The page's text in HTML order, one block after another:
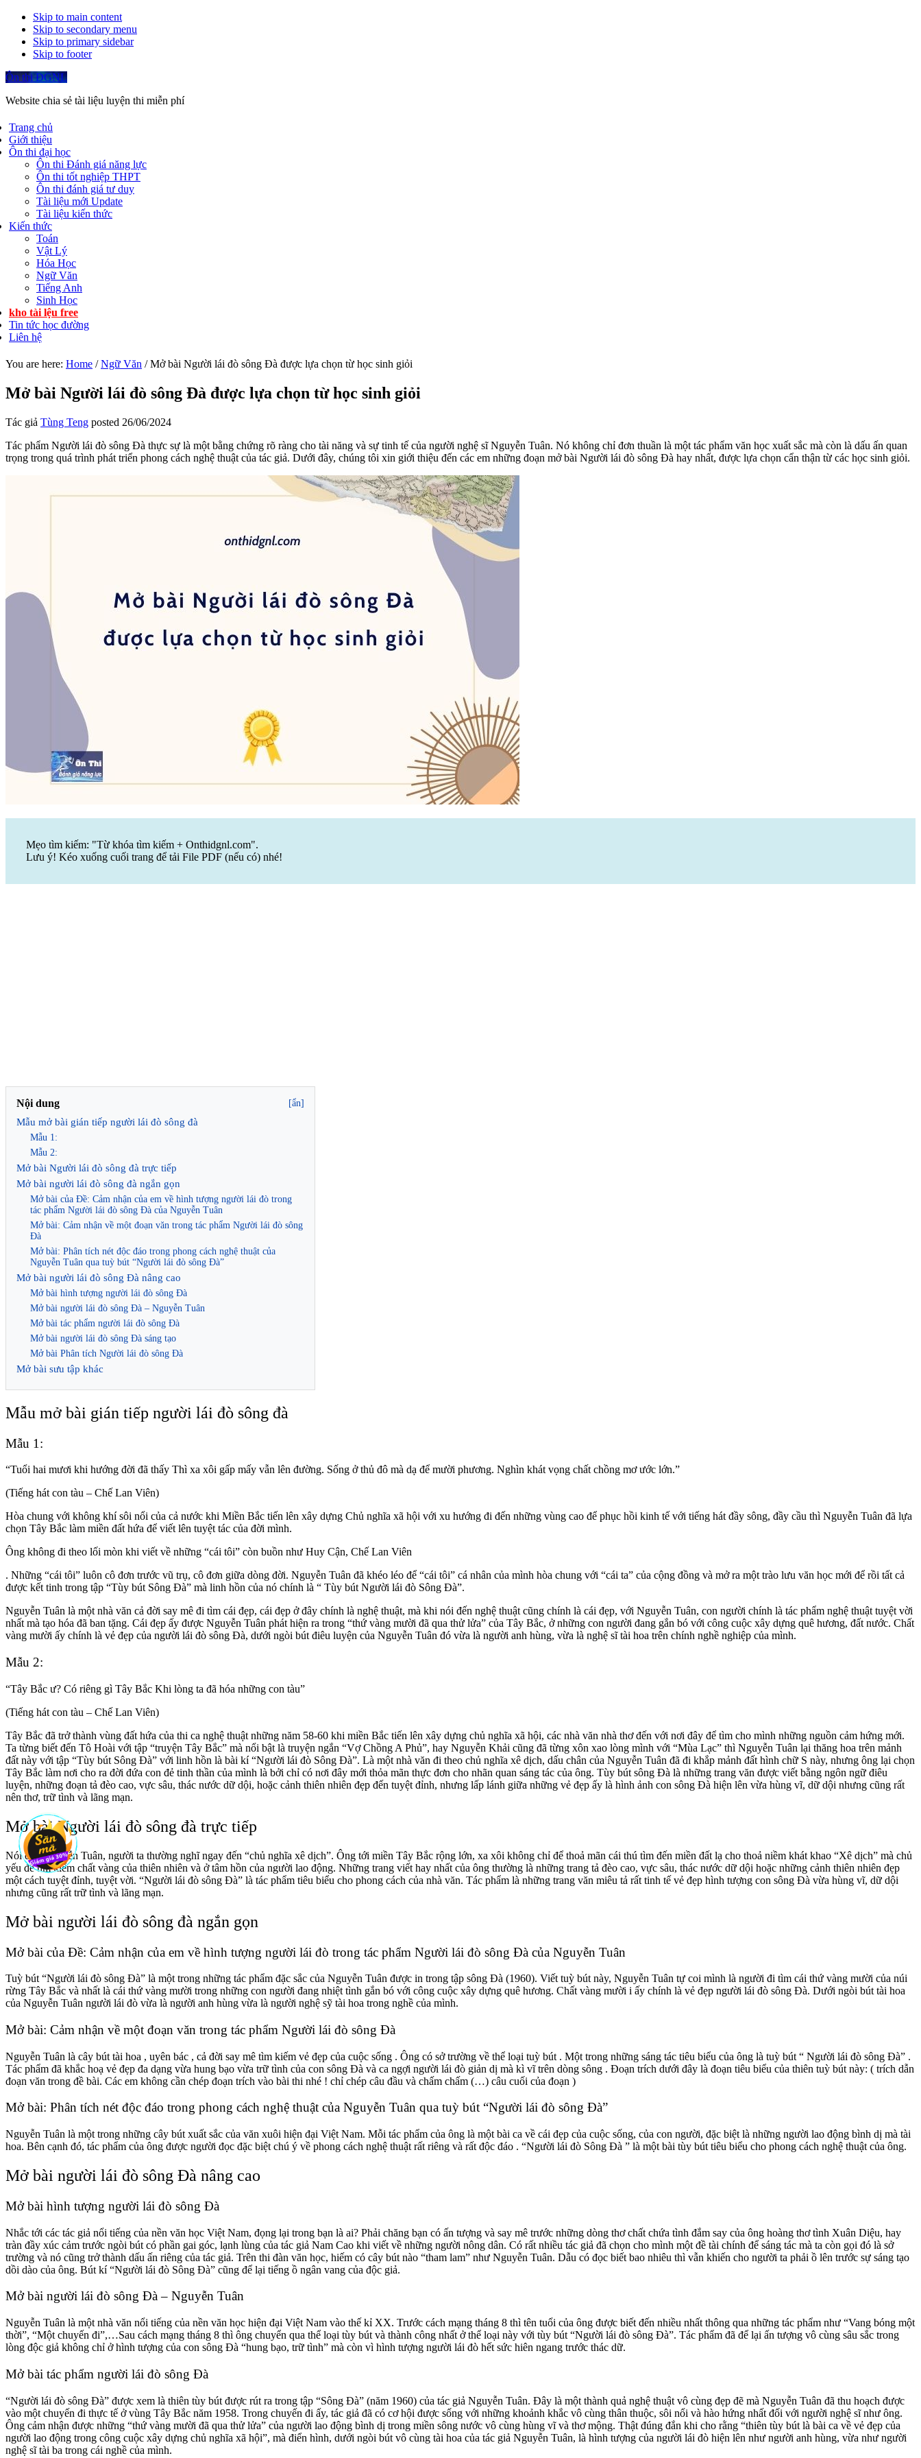
Skip to main content
Skip to secondary menu
Skip to primary sidebar
Skip to footer
Ôn thi ĐGNL
Website chia sẻ tài liệu luyện thi miễn phí
Trang chủ
Giới thiệu
Ôn thi đại học
Ôn thi Đánh giá năng lực
Ôn thi tốt nghiệp THPT
Ôn thi đánh giá tư duy
Tài liệu mới Update
Tài liệu kiến thức
Kiến thức
Toán
Vật Lý
Hóa Học
Ngữ Văn
Tiếng Anh
Sinh Học
kho tài lệu free
Tin tức học đường
Liên hệ
You are here: Home / Ngữ Văn /Mở bài Người lái đò sông Đà được lựa chọn từ học sinh giỏi
Mở bài Người lái đò sông Đà được lựa chọn từ học sinh giỏi
Tác giả Tùng Teng posted 26/06/2024
Tác phẩm Người lái đò sông Đà thực sự là một bằng chứng rõ ràng cho tài năng và sự tinh tế của người nghệ sĩ Nguyễn Tuân. Nó không chỉ đơn thuần là một tác phẩm văn học xuất sắc mà còn là dấu ấn quan
trọng trong quá trình phát triển phong cách nghệ thuật của tác giả. Dưới đây, chúng tôi xin giới thiệu đến các em những đoạn mở bài Người lái đò sông Đà hay nhất, được lựa chọn cẩn thận từ các học sinh giỏi.
Mẹo tìm kiếm: "Từ khóa tìm kiếm + Onthidgnl.com".
Lưu ý! Kéo xuống cuối trang để tải File PDF (nếu có) nhé!
Nội dung [ẩn]
Mẫu mở bài gián tiếp người lái đò sông đà
Mẫu 1:
Mẫu 2:
Mở bài Người lái đò sông đà trực tiếp
Mở bài người lái đò sông đà ngắn gọn
Mở bài của Đề: Cảm nhận của em về hình tượng người lái đò trong
tác phẩm Người lái đò sông Đà của Nguyễn Tuân
Mở bài: Cảm nhận về một đoạn văn trong tác phẩm Người lái đò sông
Đà
Mở bài: Phân tích nét độc đáo trong phong cách nghệ thuật của
Nguyễn Tuân qua tuỳ bút “Người lái đò sông Đà”
Mở bài người lái đò sông Đà nâng cao
Mở bài hình tượng người lái đò sông Đà
Mở bài người lái đò sông Đà – Nguyễn Tuân
Mở bài tác phẩm người lái đò sông Đà
Mở bài người lái đò sông Đà sáng tạo
Mở bài Phân tích Người lái đò sông Đà
Mở bài sưu tập khác
Mẫu mở bài gián tiếp người lái đò sông đà
Mẫu 1:
“Tuổi hai mươi khi hướng đời đã thấy Thì xa xôi gấp mấy vẫn lên đường. Sống ở thủ đô mà dạ để mười phương. Nghìn khát vọng chất chồng mơ ước lớn.”
(Tiếng hát con tàu – Chế Lan Viên)
Hòa chung với không khí sôi nổi của cả nước khi Miền Bắc tiến lên xây dựng Chủ nghĩa xã hội với xu hướng đi đến những vùng cao để phục hồi kinh tế với tiếng hát đầy sông, đầy cầu thì Nguyễn Tuân đã lựa
chọn Tây Bắc làm miền đất hứa để viết lên tuyệt tác của đời mình.
Ông không đi theo lối mòn khi viết về những “cái tôi” còn buồn như Huy Cận, Chế Lan Viên
. Những “cái tôi” luôn cô đơn trước vũ trụ, cô đơn giữa dòng đời. Nguyễn Tuân đã khéo léo để “cái tôi” cá nhân của mình hòa chung với “cái ta” của cộng đồng và mở ra một trào lưu văn học mới để rồi tất cả
được kết tinh trong tập “Tùy bút Sông Đà” mà linh hồn của nó chính là “ Tùy bút Người lái đò Sông Đà”.
Nguyễn Tuân là một nhà văn cả đời say mê đi tìm cái đẹp, cái đẹp ở đây chính là nghệ thuật, mà khi nói đến nghệ thuật cũng chính là cái đẹp, với Nguyễn Tuân, con người chính là tác phẩm nghệ thuật tuyệt vời
nhất mà tạo hóa đã ban tặng. Cái đẹp ấy được Nguyễn Tuân phát hiện ra trong “thứ vàng mười đã qua thử lửa” của Tây Bắc, ở những con người đang gắn bó với công cuộc xây dựng quê hương, đất nước. Chất
vàng mười ấy chính là vẻ đẹp của người lái đò sông Đà, dưới ngòi bút điêu luyện của Nguyễn Tuân đó vừa là người anh hùng, vừa là nghệ sĩ tài hoa trên chính nghề nghiệp của mình.
Mẫu 2:
“Tây Bắc ư? Có riêng gì Tây Bắc Khi lòng ta đã hóa những con tàu”
(Tiếng hát con tàu – Chế Lan Viên)
Tây Bắc đã trở thành vùng đất hứa của thi ca nghệ thuật những năm 58-60 khi miền Bắc tiến lên xây dựng chủ nghĩa xã hội, các nhà văn nhà thơ đến với nơi đây để tìm cho mình những nguồn cảm hứng mới.
Ta từng biết đến Tô Hoài với tập “truyện Tây Bắc” mà nổi bật là truyện ngắn “Vợ Chồng A Phủ”, hay Nguyễn Khải cũng đã từng xôn xao lòng mình với “Mùa Lạc” thì Nguyễn Tuân lại thăng hoa trên mảnh
đất này với tập “Tùy bút Sông Đà” với linh hồn là bài kí “Người lái đò Sông Đà”. Là một nhà văn đi theo chủ nghĩa xê dịch, dấu chân của Nguyễn Tuân đã đi khắp mảnh đất hình chữ S này, nhưng ông lại chọn
Tây Bắc làm nơi cho ra đời đứa con đẻ tinh thần của mình là bởi chỉ có nơi đây mới thỏa mãn thực đơn cho nhãn quan sáng tác của ông. Tùy bút sông Đà là những trang văn được viết bằng ngôn ngữ điêu
luyện, những đoạn tả đèo cao, vực sâu, thác nước dữ dội, hoặc cảnh thiên nhiên đẹp đến tuyệt đỉnh, nhưng lấp lánh giữa những vẻ đẹp ấy là hình ảnh con sông Đà hiện lên vừa hùng vĩ, dữ dội nhưng cũng rất
nên thơ, trữ tình và lãng mạn.
Mở bài Người lái đò sông đà trực tiếp
Nói đến Nguyễn Tuân, người ta thường nghĩ ngay đến “chủ nghĩa xê dịch”. Ông tới miền Tây Bắc rộng lớn, xa xôi không chỉ để thoả mãn cái thú tìm đến miền đất lạ cho thoả niềm khát khao “Xê dịch” mà chủ
yếu để tìm kiếm chất vàng của thiên nhiên và ở tâm hồn của người lao động. Những trang viết hay nhất của ông thường là những trang tả đèo cao, vực sâu, thác nước dữ dội hoặc những cảnh thiên nhiên đẹp
một cách tuyệt đỉnh, tuyệt vời. “Người lái đò sông Đà” là tác phẩm tiêu biểu cho phong cách của nhà văn. Tác phẩm là những trang văn miêu tả rất tinh tế vẻ đẹp hình tượng con sông Đà vừa hùng vĩ, dữ dội
nhưng cũng rất trữ tình và lãng mạn.
Mở bài người lái đò sông đà ngắn gọn
Mở bài của Đề: Cảm nhận của em về hình tượng người lái đò trong tác phẩm Người lái đò sông Đà của Nguyễn Tuân
Tuỳ bút “Người lái đò sông Đà” là một trong những tác phẩm đặc sắc của Nguyễn Tuân được in trong tập sông Đà (1960). Viết tuỳ bút này, Nguyễn Tuân tự coi mình là người đi tìm cái thứ vàng mười của núi
rừng Tây Bắc và nhất là cái thứ vàng mười trong những con người đang nhiệt tình gắn bó với công cuộc xây dựng quê hương. Chất vàng mười i ấy chính là vẻ đẹp người lái đò sông Đà. Dưới ngòi bút tài hoa
của Nguyễn Tuân người lái đò vừa là người anh hùng vừa là người nghệ sỹ tài hoa trong nghề của mình.
Mở bài: Cảm nhận về một đoạn văn trong tác phẩm Người lái đò sông Đà
Nguyễn Tuân là cây bút tài hoa , uyên bác , cả đời say mê tìm kiếm vẻ đẹp của cuộc sống . Ông có sở trường về thể loại tuỳ bút . Một trong những sáng tác tiêu biểu của ông là tuỳ bút “ Người lái đò sông Đà” .
Tác phẩm đã khắc hoạ vẻ đẹp đa dạng vừa hung bạo vừa trữ tình của con sông Đà và ca ngợi người lái đò giản dị mà kì vĩ trên dòng sông . Đoạn trích dưới đây là đoạn tiêu biểu của thiên tuỳ bút này: ( trích dẫn
đoạn văn trong đề bài. Các em không cần chép đoạn trích vào bài thi nhé ! chỉ chép câu đầu và chấm chấm (…) câu cuối của đoạn )
Mở bài: Phân tích nét độc đáo trong phong cách nghệ thuật của Nguyễn Tuân qua tuỳ bút “Người lái đò sông Đà”
Nguyễn Tuân là một trong những cây bút xuất sắc của văn xuôi hiện đại Việt Nam. Mỗi tác phẩm của ông là một bài ca về cái đẹp của cuộc sống, của con người, đặc biệt là những người lao động bình dị mà tài
hoa. Bên cạnh đó, tác phẩm của ông được người đọc đặc biệt chú ý về phong cách nghệ thuật rất riêng và rất độc đáo . “Người lái đò Sông Đà ” là một bài tùy bút tiêu biểu cho phong cách nghệ thuật của ông.
Mở bài người lái đò sông Đà nâng cao
Mở bài hình tượng người lái đò sông Đà
Nhắc tới các tác giả nổi tiếng của nền văn học Việt Nam, đọng lại trong bạn là ai? Phải chăng bạn có ấn tượng và say mê trước những dòng thơ chất chứa tình đắm say của ông hoàng thơ tình Xuân Diệu, hay
tràn đầy xúc cảm trước ngòi bút có phần gai góc, lạnh lùng của tác giả Nam Cao khi viết về những người nông dân. Có rất nhiều tác giả đã chọn cho mình một đề tài chính để sáng tác mà ta còn gọi đó là sở
trường và nó cũng trở thành dấu ấn riêng của tác giả. Trên thi đàn văn học, hiếm có cây bút nào “tham lam” như Nguyễn Tuân. Dẫu có đọc biết bao nhiêu thì vẫn khiến cho người ta phải ồ lên trước sự sáng tạo
dồi dào của ông. Bút kí “Người lái đò Sông Đà” cũng để lại tiếng ồ ngân vang của độc giả.
Mở bài người lái đò sông Đà – Nguyễn Tuân
Nguyễn Tuân là một nhà văn nổi tiếng của nền văn học hiện đại Việt Nam vào thế kỉ XX. Trước cách mạng tháng 8 thì tên tuổi của ông được biết đến nhiều nhất thông qua những tác phẩm như “Vang bóng một
thời”, “Một chuyến đi”,…Sau cách mạng tháng 8 thì ông chuyển qua thể loại tùy bút và thành công nhất ở thể loại này với tùy bút “Người lái đò sông Đà”. Tác phẩm đã để lại ấn tượng vô cùng sâu sắc trong
lòng độc giả không chỉ ở hình tượng của con sông Đà “hung bạo, trữ tình” mà còn vì hình tượng người lái đò hết sức hiên ngang trước thác dữ.
Mở bài tác phẩm người lái đò sông Đà
“Người lái đò sông Đà” được xem là thiên tùy bút được rút ra trong tập “Sông Đà” (năm 1960) của tác giả Nguyễn Tuân. Đây là một thành quả nghệ thuật vô cùng đẹp đẽ mà Nguyễn Tuân đã thu hoạch được
vào một chuyến đi thực tế ở vùng Tây Bắc năm 1958. Trong chuyến đi ấy, tác giả đã có cơ hội được sống với những khoảnh khắc vô cùng thân thuộc, sôi nổi và hào hứng nhất đối với người nghệ sĩ như ông.
Ông cảm nhận được những “thứ vàng mười đã qua thử lửa” của người lao động bình dị trong miền sông nước vô cùng hùng vĩ và thơ mộng. Thật đúng đắn khi cho rằng “thiên tùy bút là bài ca về vẻ đẹp của
người lao động trong công cuộc xây dựng chủ nghĩa xã hội”, mà điển hình, dưới ngòi bút vô cùng tài hoa của tác giả Nguyễn Tuân, là hình tượng của người lái đò hiện lên như người anh hùng, vừa như người
nghệ sĩ tài ba trong cái nghề của mình.